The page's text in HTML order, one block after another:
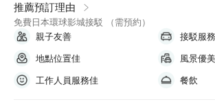
推薦預訂理由
免費日本環球影城接駁 （需預約）
親子友善
接駁服務
地點位置佳
風景優美
工作人員服務佳
餐飲